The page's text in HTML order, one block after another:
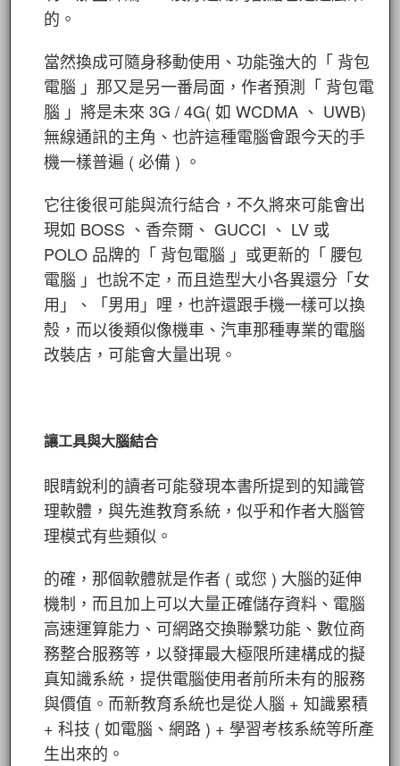
的。
當然換成可隨身移動使用、功能強大的「 背包
電腦 」那又是另一番局面，作者預測「 背包電
腦 」將是未來 3G / 4G( 如 WCDMA 、 UWB)
無線通訊的主角、也許這種電腦會跟今天的手
機一樣普遍 ( 必備 ) 。
它往後很可能與流行結合，不久將來可能會出
現如 BOSS 、香奈爾、 GUCCI 、 LV 或
POLO 品牌的「 背包電腦 」或更新的「 腰包
電腦 」也說不定，而且造型大小各異還分「女
用」、「男用」哩，也許還跟手機一樣可以換
殼，而以後類似像機車、汽車那種專業的電腦
改裝店，可能會大量出現。
讓工具與大腦結合
眼睛銳利的讀者可能發現本書所提到的知識管
理軟體，與先進教育系統，似乎和作者大腦管
理模式有些類似。
的確，那個軟體就是作者 ( 或您 ) 大腦的延伸
機制，而且加上可以大量正確儲存資料、電腦
高速運算能力、可網路交換聯繫功能、數位商
務整合服務等，以發揮最大極限所建構成的擬
真知識系統，提供電腦使用者前所未有的服務
與價值。而新教育系統也是從人腦 + 知識累積
+ 科技 ( 如電腦、網路 ) + 學習考核系統等所產
生出來的。